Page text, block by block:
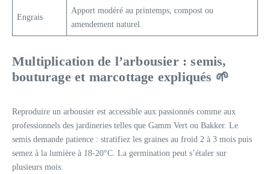
Engrais
Apport modéré au printemps, compost ou
amendement naturel.
Multiplication de l’arbousier : semis,
bouturage et marcottage expliqués 🌱
Reproduire un arbousier est accessible aux passionnés comme aux
professionnels des jardineries telles que Gamm Vert ou Bakker. Le
semis demande patience : stratifiez les graines au froid 2 à 3 mois puis
semez à la lumière à 18-20°C. La germination peut s’étaler sur
plusieurs mois.